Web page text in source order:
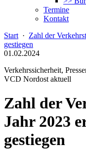
Termine
Kontakt
Start · Zahl der
gestiegen
01.02.2024
Verkehrssicherheit,
VCD Nordost aktuell
Zahl der
Jahr 2023
gestiegen